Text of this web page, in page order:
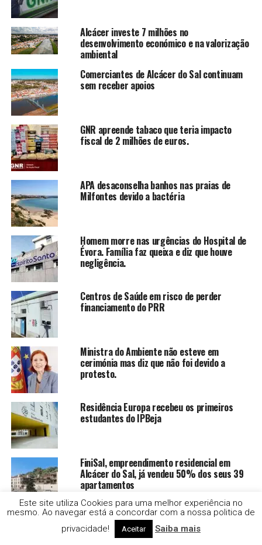
Alcácer investe 7 milhões no
desenvolvimento económico e na valorização
ambiental
Comerciantes de Alcácer do Sal continuam
sem receber apoios
GNR apreende tabaco que teria impacto
fiscal de 2 milhões de euros.
APA desaconselha banhos nas praias de
Milfontes devido a bactéria
Homem morre nas urgências do Hospital de
Évora. Família faz queixa e diz que houve
negligência.
Centros de Saúde em risco de perder
financiamento do PRR
Ministra do Ambiente não esteve em
cerimónia mas diz que não foi devido a
protesto.
Residência Europa recebeu os primeiros
estudantes do IPBeja
FiniSal, empreendimento residencial em
Alcácer do Sal, já vendeu 50% dos seus 39
apartamentos
Alentejo Litoral ultrapassa Algarve e torna-
se o destino preferido dos portugueses nas
férias de verão
Este site utiliza Cookies para uma melhor experiência no
mesmo. Ao navegar está a concordar com a nossa politica de
privacidade!
Aceitar Saiba mais